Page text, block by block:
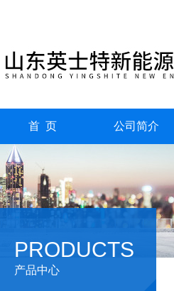
首 页 公司简介
PRODUCTS
产品中心